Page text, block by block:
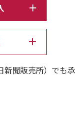
運」を極め続け
飯田の最新刊
』全12タイプ、大
ています！
えて楽しんでいま
新聞販売所）でも承